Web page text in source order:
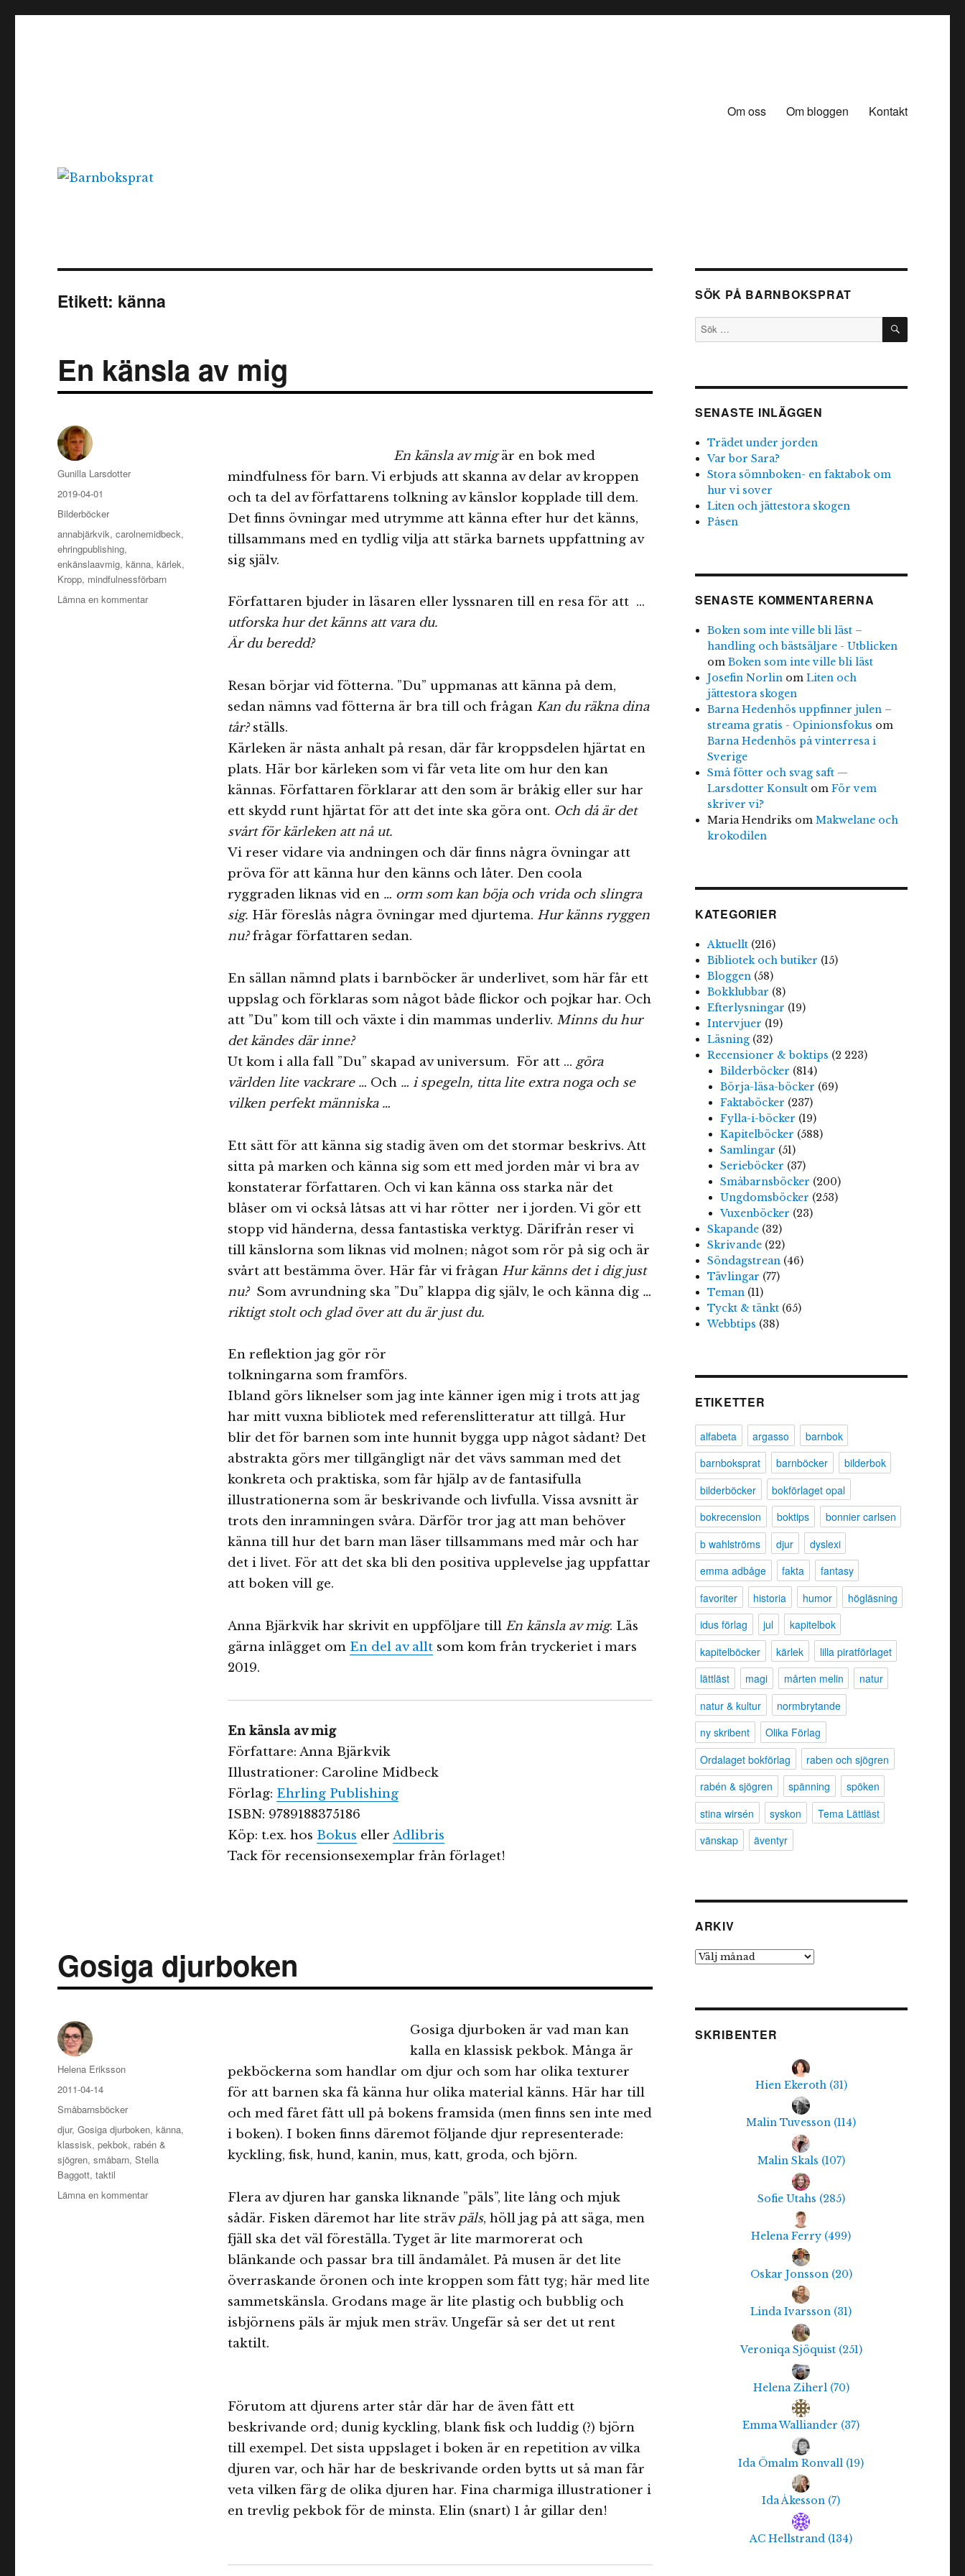
Om oss Om bloggen Kontakt
Etikett: känna
En känsla av mig
En känsla av migär en bok med
mindfulness för barn. Vi erbjuds att skanna av delar av kroppen
och ta del av författarens tolkning av känslor kopplade till dem.
Det finns övningar med utrymme att känna efter hur det känns,
tillsammans med en tydlig vilja att stärka barnets uppfattning av
sig själv.
Författaren bjuder in läsaren eller lyssnaren till en resa för att …
utforska hur det känns att vara du.
Är du beredd?
Resan börjar vid fötterna. ”Du” uppmanas att känna på dem,
sedan nämns vad fötterna är bra till och frågan Kan du räkna dina
tår?ställs.
Kärleken är nästa anhalt på resan, där får kroppsdelen hjärtat en
plats. Här bor kärleken som vi får veta lite om hur den kan
kännas. Författaren förklarar att den som är bråkig eller sur har
ett skydd runt hjärtat för att det inte ska göra ont. Och då är det
svårt för kärleken att nå ut.
Vi reser vidare via andningen och där finns några övningar att
pröva för att känna hur den känns och låter. Den coola
ryggraden liknas vid en … orm som kan böja och vrida och slingra
sig. Här föreslås några övningar med djurtema. Hur känns ryggen
nu?frågar författaren sedan.
En sällan nämnd plats i barnböcker är underlivet, som här får ett
uppslag och förklaras som något både flickor och pojkar har. Och
att ”Du” kom till och växte i din mammas underliv. Minns du hur
det kändes där inne?
Ut kom i alla fall ”Du” skapad av universum. För att … göra
världen lite vackrare … Och … i spegeln, titta lite extra noga och se
vilken perfekt människa …
Ett sätt för att känna sig stadig även om det stormar beskrivs. Att
sitta på marken och känna sig som ett med jorden mår vi bra av
konstaterar författaren. Och vi kan känna oss starka när det
blåser om vi också låtsas att vi har rötter ner i jorden. Vi gör ett
stopp vid händerna, dessa fantastiska verktyg. Därifrån reser vi
till känslorna som liknas vid molnen; något som rör på sig och är
svårt att bestämma över. Här får vi frågan Hur känns det i dig just
nu? Som avrundning ska ”Du” klappa dig själv, le och känna dig…
riktigt stolt och glad över att du är just du.
En reflektion jag gör rör
tolkningarna som framförs.
Ibland görs liknelser som jag inte känner igen mig i trots att jag
har mitt vuxna bibliotek med referenslitteratur att tillgå. Hur
blir det för barnen som inte hunnit bygga upp något sådant? Det
abstrakta görs mer tillgängligt när det vävs samman med det
konkreta och praktiska, som får hjälp av de fantasifulla
illustrationerna som är beskrivande och livfulla. Vissa avsnitt är
trots den inramningen svåra. Därför tror jag att man behöver
känna till hur det barn man läser tillsammans med mår och har
det i livet. För att det ska bli den positiva upplevelse jag uppfattar
att boken vill ge.
Anna Bjärkvik har skrivit en uppföljare till En känsla av mig. Läs
gärna inlägget om En del av alltsom kom från tryckeriet i mars
2019.
En känsla av mig
Författare: Anna Bjärkvik
Illustrationer: Caroline Midbeck
Förlag: Ehrling Publishing
ISBN: 9789188375186
Köp: t.ex. hos Bokus eller Adlibris
Tack för recensionsexemplar från förlaget!
Författare
Gunilla Larsdotter
Publicerat
den
2019-04-01
Kategorier
Bilderböcker
Etiketter
annabjärkvik,carolnemidbeck,
ehringpublishing,
enkänslaavmig,känna,kärlek,
Kropp, mindfulnessförbarn
Lämna en kommentartill
Gosiga djurboken
Gosiga djurboken är vad man kan
kalla en klassisk pekbok. Många är
pekböckerna som handlar om djur och som har olika texturer
för att barnen ska få känna hur olika material känns. Här har till
och med fåret fått ull på bokens framsida (men finns sen inte med
i boken). I boken finns däremot följande djur representerade:
kyckling, fisk, hund, kanin, mus, katt, groda, och björn.
Flera av djuren har ganska liknande ”päls”, lite lång och mjuk
sådär. Fisken däremot har lite sträv päls, höll jag på att säga, men
fjäll ska det väl föreställa. Tyget är lite marmorerat och
blänkande och passar bra till ändamålet. På musen är det lite
överraskande öronen och inte kroppen som fått tyg; här med lite
sammetskänsla. Grodans mage är lite plastig och bubblig och
isbjörnens päls är mjuk men sträv. Ungefär så ser det ut rent
taktilt.
Förutom att djurens arter står där har de även fått ett
beskrivande ord; dunig kyckling, blank fisk och luddig (?) björn
till exempel. Det sista uppslaget i boken är en repetition av vilka
djuren var, och här har de beskrivande orden bytts ut så man får
veta vilken färg de olika djuren har. Fina charmiga illustrationer i
en trevlig pekbok för de minsta. Elin (snart) 1 år gillar den!
Författare
Helena Eriksson
Publicerat
den
2011-04-14
Kategorier
Småbarnsböcker
Etiketter
djur,Gosiga djurboken,känna,
klassisk,pekbok, rabén &
sjögren,småbarn,Stella
Baggott,taktil
Lämna en kommentartill
SÖK PÅ BARNBOKSPRAT
Sök
efter:
SÖK
SENASTE INLÄGGEN
Trädet under jorden
Var bor Sara?
Stora sömnboken- en faktabok om
hur vi sover
Liten och jättestora skogen
Påsen
SENASTE KOMMENTARERNA
Boken som inte ville bli läst –
handling och bästsäljare - Utblicken
omBoken som inte ville bli läst
Josefin Norlin omLiten och
jättestora skogen
Barna Hedenhös uppfinner julen –
streama gratis - Opinionsfokus om
Barna Hedenhös på vinterresa i
Sverige
Små fötter och svag saft —
Larsdotter Konsult omFör vem
skriver vi?
Maria Hendriks omMakwelane och
krokodilen
KATEGORIER
Aktuellt (216)
Bibliotek och butiker (15)
Bloggen (58)
Bokklubbar (8)
Efterlysningar (19)
Intervjuer (19)
Läsning (32)
Recensioner & boktips (2 223)
Bilderböcker (814)
Börja-läsa-böcker (69)
Faktaböcker (237)
Fylla-i-böcker (19)
Kapitelböcker (588)
Samlingar (51)
Serieböcker (37)
Småbarnsböcker (200)
Ungdomsböcker (253)
Vuxenböcker (23)
Skapande (32)
Skrivande (22)
Söndagstrean (46)
Tävlingar (77)
Teman (11)
Tyckt & tänkt (65)
Webbtips (38)
ETIKETTER
alfabeta argasso
barnbok
barnboksprat
barnböcker
bilderbok
bilderböcker
bokförlaget opal
bokrecension
boktips
bonnier carlsen
b wahlströms
djur
dyslexi
emma adbåge
fakta
fantasy
favoriter
historia humor
högläsning
idus förlag
jul
kapitelbok
kapitelböcker
kärlek
lilla piratförlaget
lättläst
magi mårten melin
natur
natur & kultur
normbrytande
ny skribent
Olika Förlag
Ordalaget bokförlag
raben och sjögren
rabén & sjögren
spänning
spöken
stina wirsén
syskon
Tema Lättläst
vänskap
äventyr
ARKIV
Arkiv
SKRIBENTER
Hien Ekeroth (31)
Malin Tuvesson (114)
Malin Skals (107)
Sofie Utahs (285)
Helena Ferry (499)
Oskar Jonsson (20)
Linda Ivarsson (31)
Veroniqa Sjöquist (251)
Helena Ziherl (70)
Emma Walliander (37)
Ida Ömalm Ronvall (19)
Ida Åkesson (7)
AC Hellstrand (134)